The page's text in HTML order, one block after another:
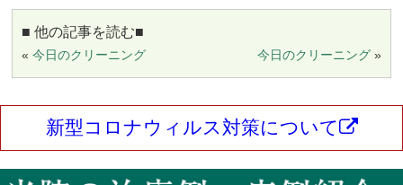
■ 他の記事を読む■
«今日のクリーニング 今日のクリーニング»
新型コロナウィルス対策について